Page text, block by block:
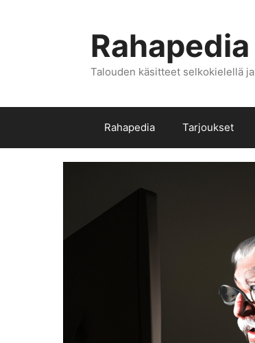
Rahapedia
Talouden käsitteet selkokielellä
Rahapedia Tarjoukset